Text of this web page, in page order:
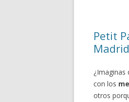
Petit
Madrid
¿Imaginas
con los
otros